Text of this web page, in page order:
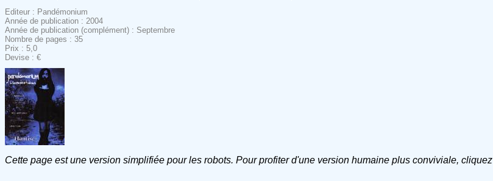
Editeur : Pandémonium
Année de publication : 2004
Année de publication (complément) : Septembre
Nombre de pages : 35
Prix : 5,0
Devise : €
Cette page est une version simplifiée pour les robots. Pour profiter d'une version humaine plus conviviale, cliquez